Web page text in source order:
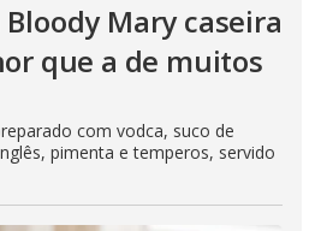
Mary caseira
que a de muitos
com vodca, suco de
pimenta e temperos, servido